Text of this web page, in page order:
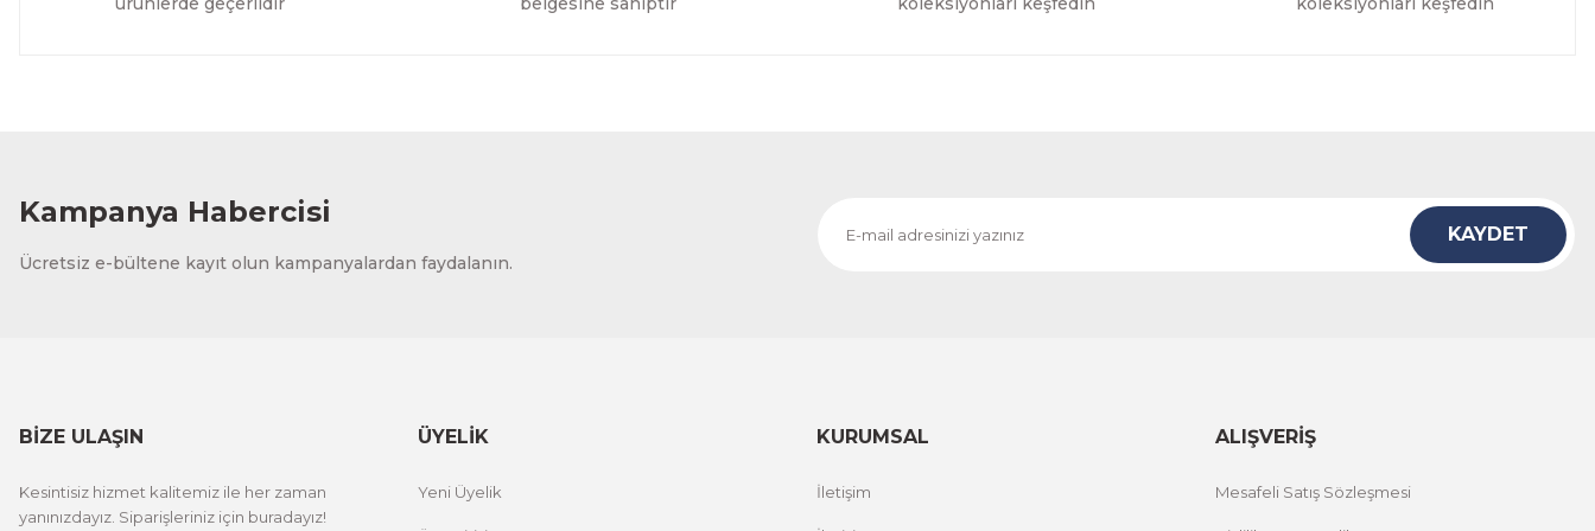
Kampanya Habercisi
Ücretsiz e-bültene kayıt olun kampanyalardan faydalanın.
KAYDET
BİZE ULAŞIN
Kesintisiz hizmet kalitemiz ile her zaman
yanınızdayız. Siparişleriniz için buradayız!
ÜYELİK
Yeni Üyelik
KURUMSAL
İletişim
ALIŞVERİŞ
Mesafeli Satış Sözleşmesi